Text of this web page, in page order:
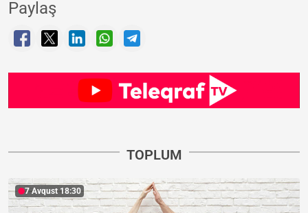
Paylaş
TOPLUM
7 Avqust 18:30